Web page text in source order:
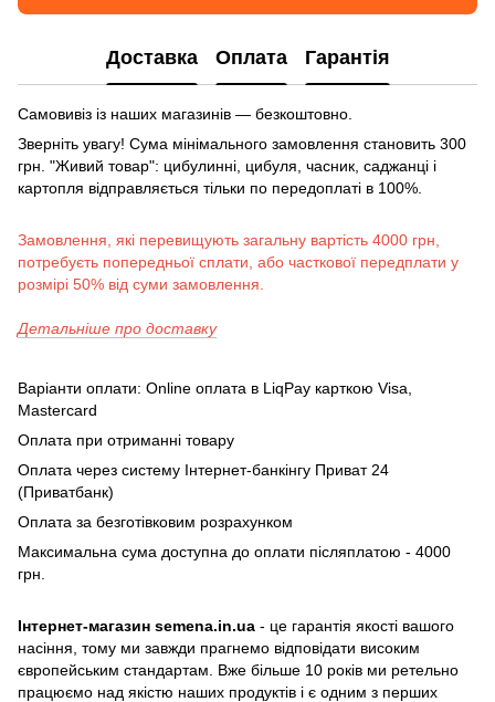
Доставка Оплата Гарантія
Самовивіз із наших магазинів — безкоштовно.
Зверніть увагу! Сума мінімального замовлення становить 300
грн. "Живий товар": цибулинні, цибуля, часник, саджанці і
картопля відправляється тільки по передоплаті в 100%.
Замовлення, які перевищують загальну вартість 4000 грн,
потребуєть попередньої сплати, або часткової передплати у
розмірі 50% від суми замовлення.
Детальніше про доставку
Варіанти оплати: Online оплата в LiqPay карткою Visa,
Mastercard
Оплата при отриманні товару
Оплата через систему Інтернет-банкінгу Приват 24
(Приватбанк)
Оплата за безготівковим розрахунком
Максимальна сума доступна до оплати післяплатою - 4000
грн.
Інтернет-магазин semena.in.ua - це гарантія якості вашого
насіння, тому ми завжди прагнемо відповідати високим
європейським стандартам. Вже більше 10 років ми ретельно
працюємо над якістю наших продуктів і є одним з перших